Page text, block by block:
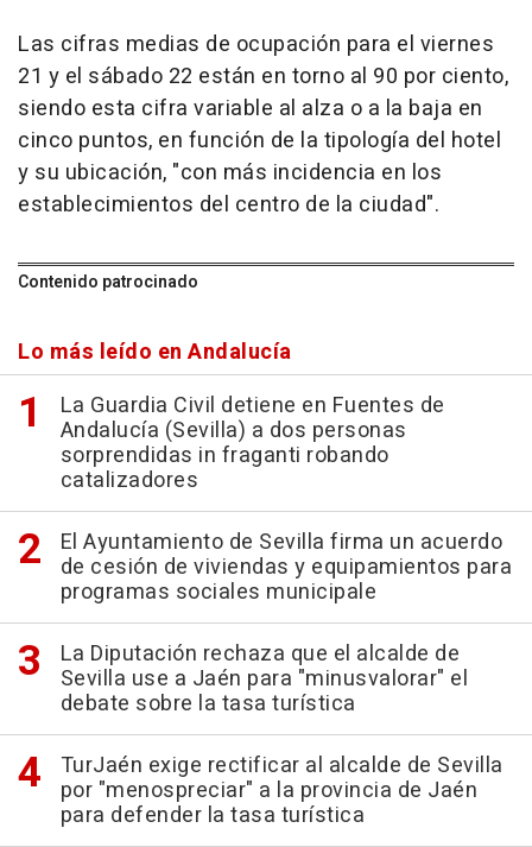
Las cifras medias de ocupación para el viernes
21 y el sábado 22 están en torno al 90 por ciento,
siendo esta cifra variable al alza o a la baja en
cinco puntos, en función de la tipología del hotel
y su ubicación, "con más incidencia en los
establecimientos del centro de la ciudad".
Contenido patrocinado
Lo más leído en Andalucía
La Guardia Civil detiene en Fuentes de
Andalucía (Sevilla) a dos personas
sorprendidas in fraganti robando
catalizadores
El Ayuntamiento de Sevilla firma un acuerdo
de cesión de viviendas y equipamientos para
programas sociales municipale
La Diputación rechaza que el alcalde de
Sevilla use a Jaén para "minusvalorar" el
debate sobre la tasa turística
TurJaén exige rectificar al alcalde de Sevilla
por "menospreciar" a la provincia de Jaén
para defender la tasa turística